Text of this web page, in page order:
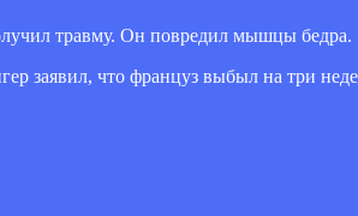
травму. Он повредил мышцы бедра.
заявил, что француз выбыл на три